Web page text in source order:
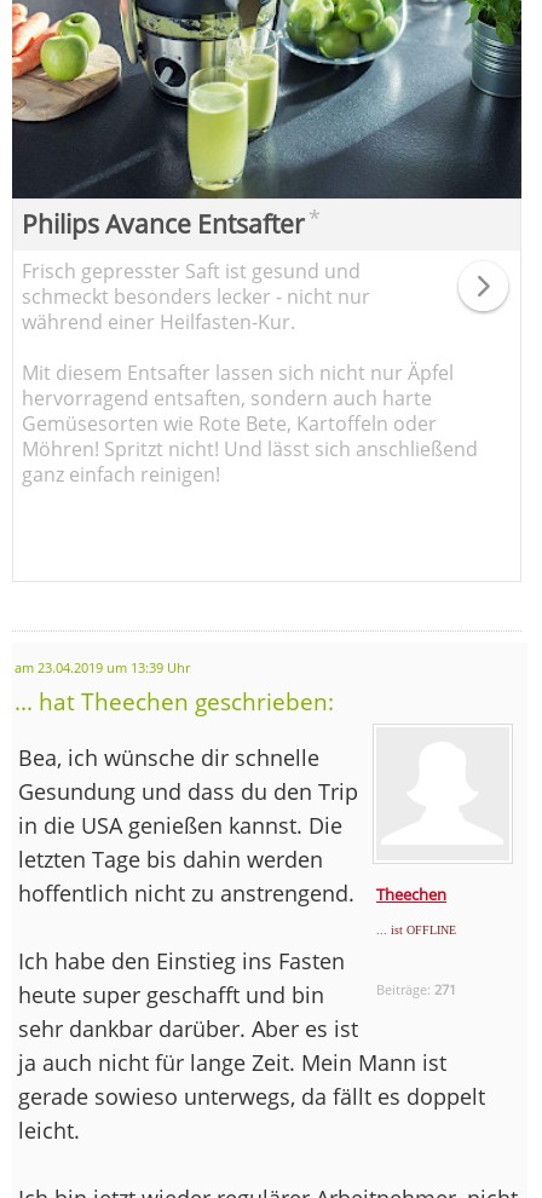
Philips Avance Entsafter*
Frisch gepresster Saft ist gesund und
schmeckt besonders lecker - nicht nur
während einer Heilfasten-Kur.
Mit diesem Entsafter lassen sich nicht nur Äpfel
hervorragend entsaften, sondern auch harte
Gemüsesorten wie Rote Bete, Kartoffeln oder
Möhren! Spritzt nicht! Und lässt sich anschließend
ganz einfach reinigen!
am 23.04.2019 um 13:39 Uhr
... hat Theechen geschrieben:
Theechen
... ist OFFLINE
Beiträge: 271
Bea, ich wünsche dir schnelle
Gesundung und dass du den Trip
in die USA genießen kannst. Die
letzten Tage bis dahin werden
hoffentlich nicht zu anstrengend.
Ich habe den Einstieg ins Fasten
heute super geschafft und bin
sehr dankbar darüber. Aber es ist
ja auch nicht für lange Zeit. Mein Mann ist
gerade sowieso unterwegs, da fällt es doppelt
leicht.